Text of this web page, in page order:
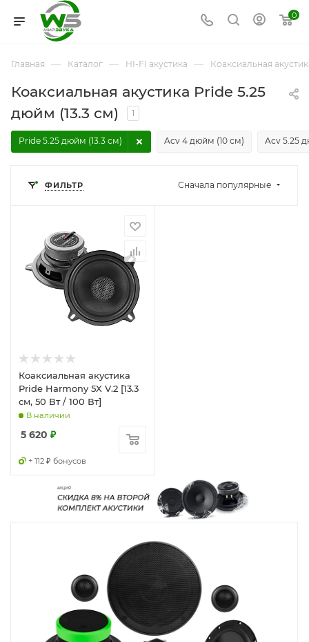
0
Главная — Каталог — HI-FI акустика — Коаксиальная
Коаксиальная акустика Pride 5.25
дюйм (13.3 см)
1
Acv 4 дюйм (10 см) Acv 5.25
Pride 5.25 дюйм (13.3 см)
ФИЛЬТР Сначала популярные
Коаксиальная акустика
Pride Harmony 5X V.2 [13.3
см, 50 Вт / 100 Вт]
В наличии
5 620 ₽
+ 112 ₽ бонусов